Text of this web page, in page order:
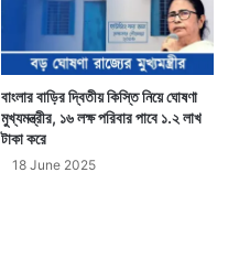
বাংলার বাড়ির দ্বিতীয় কিস্তি নিয়ে ঘোষণা
মুখ্যমন্ত্রীর, ১৬ লক্ষ পরিবার পাবে ১.২ লাখ
টাকা করে
18 June 2025